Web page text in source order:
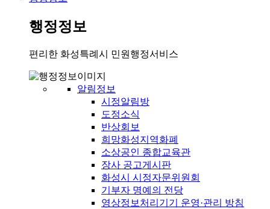
행정정보
편리한 화성특례시 민원행정서비스
알림정보
시정알림방
도정소식
반상회보
희망화성지역화폐
소상공인 종합교육관
장사 공고게시판
화성시 시정자문위원회
기부자 명예의 전당
영상정보처리기기 운영·관리 방침